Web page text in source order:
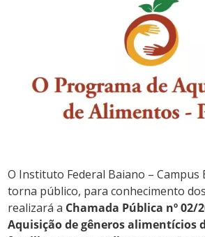
O Instituto Federal Baiano – Campus
torna público, para conhecimento
realizará a Chamada Pública nº 02/
Aquisição de gêneros alimentícios